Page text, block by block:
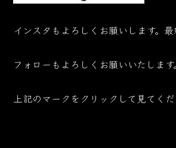
インスタもよろしくお願いします。最
フォローもよろしくお願いいたします。
上記のマークをクリックして見てくだ